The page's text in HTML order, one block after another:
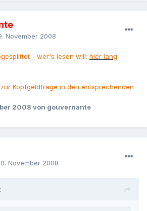
November 2008
- wer's lesen will: hier lang.
Kopfgeldfrage in den entsprechenden
2008 von gouvernante
November 2008